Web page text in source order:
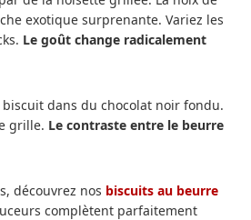
exotique surprenante. Variez les
Le goût change radicalement
dans du chocolat noir fondu.
grille. Le contraste entre le beurre
découvrez nos biscuits au beurre
complètent parfaitement